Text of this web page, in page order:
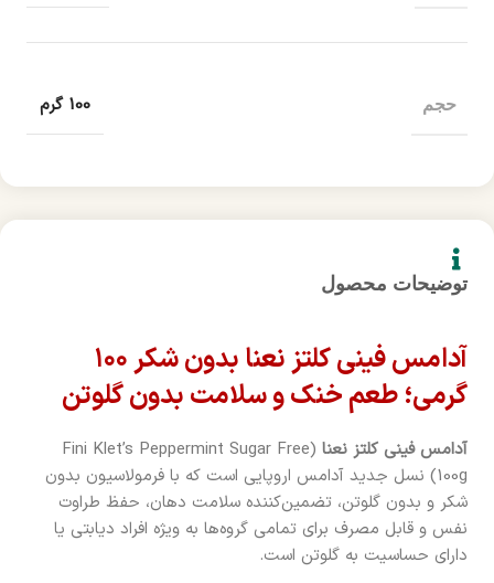
توضیحات محصول
آدامس فینی کلتز نعنا بدون شکر ۱۰۰
گرمی؛ طعم خنک و سلامت بدون گلوتن
آدامس فینی کلتز نعنا (Fini Klet’s Peppermint Sugar Free
100g) نسل جدید آدامس اروپایی است که با فرمولاسیون بدون
شکر و بدون گلوتن، تضمین‌کننده سلامت دهان، حفظ طراوت
نفس و قابل مصرف برای تمامی گروه‌ها به ویژه افراد دیابتی یا
دارای حساسیت به گلوتن است.
حجم 100 گرم